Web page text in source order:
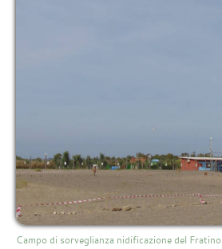
Campo di sorveglianza nidificazione del Fratino